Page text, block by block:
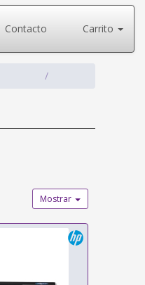
Contacto Carrito
Mostrar